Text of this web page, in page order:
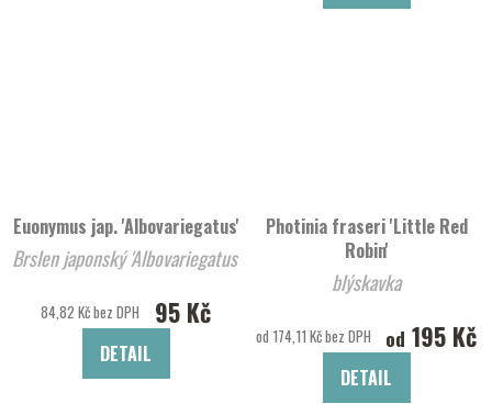
Euonymus jap. 'Albovariegatus'
Brslen japonský 'Albovariegatus'
84,82 Kč bez DPH 95 Kč
DETAIL
Photinia fraseri 'Little Red
Robin'
blýskavka
od 174,11 Kč bez DPH od 195 Kč
DETAIL